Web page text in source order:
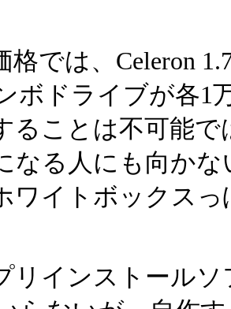
では、Celeron
ボドライブが各1
ることは不可能
なる人にも向か
ワイトボックス
インストールソ